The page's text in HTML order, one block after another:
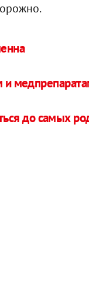
и
до самых